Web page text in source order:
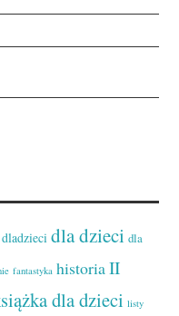
dladzieci dla dzieci dla
fantastyka historiaII
dla dzieci listy